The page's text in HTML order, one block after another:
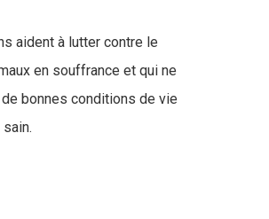
aident à lutter contre le
en souffrance et qui ne
bonnes conditions de vie